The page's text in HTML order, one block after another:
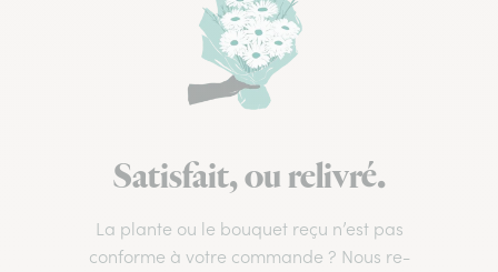
Satisfait, ou relivré.
La plante ou le bouquet reçu n’est pas
conforme à votre commande ? Nous re-